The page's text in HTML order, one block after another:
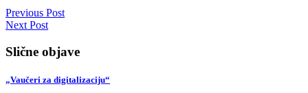
Previous Post
Next Post
Slične objave
„Vaučeri za digitalizaciju“